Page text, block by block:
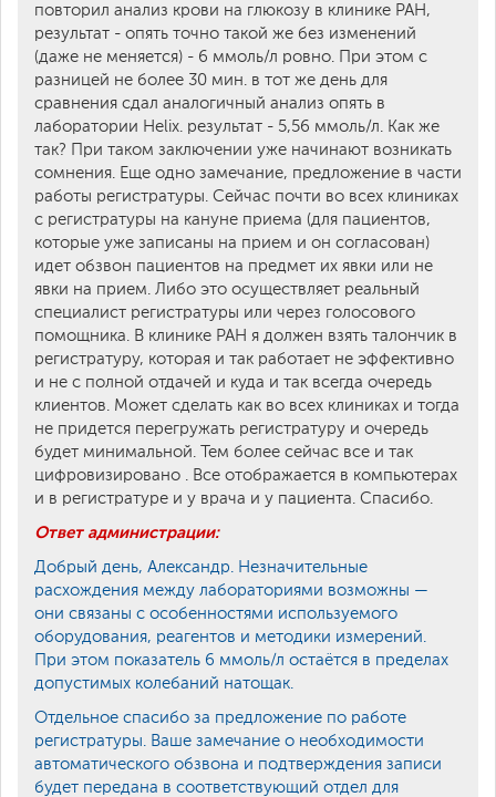
повторил анализ крови на глюкозу в клинике РАН,
результат - опять точно такой же без изменений
(даже не меняется) - 6 ммоль/л ровно. При этом с
разницей не более 30 мин. в тот же день для
сравнения сдал аналогичный анализ опять в
лаборатории Helix. результат - 5,56 ммоль/л. Как же
так? При таком заключении уже начинают возникать
сомнения. Еще одно замечание, предложение в части
работы регистратуры. Сейчас почти во всех клиниках
с регистратуры на кануне приема (для пациентов,
которые уже записаны на прием и он согласован)
идет обзвон пациентов на предмет их явки или не
явки на прием. Либо это осуществляет реальный
специалист регистратуры или через голосового
помощника. В клинике РАН я должен взять талончик в
регистратуру, которая и так работает не эффективно
и не с полной отдачей и куда и так всегда очередь
клиентов. Может сделать как во всех клиниках и тогда
не придется перегружать регистратуру и очередь
будет минимальной. Тем более сейчас все и так
цифровизировано . Все отображается в компьютерах
и в регистратуре и у врача и у пациента. Спасибо.
Ответ администрации:
Добрый день, Александр. Незначительные
расхождения между лабораториями возможны —
они связаны с особенностями используемого
оборудования, реагентов и методики измерений.
При этом показатель 6 ммоль/л остаётся в пределах
допустимых колебаний натощак.
Отдельное спасибо за предложение по работе
регистратуры. Ваше замечание о необходимости
автоматического обзвона и подтверждения записи
будет передана в соответствующий отдел для